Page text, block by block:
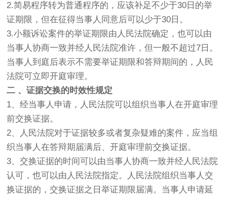
2.简易程序转为普通程序的，应该补足不少于30日的举
证期限，但在征得当事人同意后可以少于30日。
3.小额诉讼案件的举证期限由人民法院确定，也可以由
当事人协商一致并经人民法院准许，但一般不超过7日。
当事人到庭后表示不需要举证期限和答辩期间的，人民
法院可立即开庭审理。
二 、证据交换的时效性规定
1、经当事人申请，人民法院可以组织当事人在开庭审理
前交换证据。
2、人民法院对于证据较多或者复杂疑难的案件，应当组
织当事人在答辩期届满后、开庭审理前交换证据。
3、交换证据的时间可以由当事人协商一致并经人民法院
认可，也可以由人民法院指定。人民法院组织当事人交
换证据的，交换证据之日举证期限届满。当事人申请延